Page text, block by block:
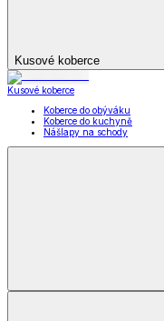
Kusové koberce
Kusové koberce
Koberce do obýváku
Koberce do kuchyně
Nášlapy na schody